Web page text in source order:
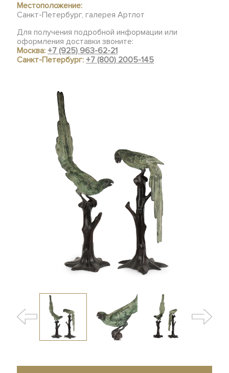
Местоположение:
Санкт-Петербург, галерея Артлот
Для получения подробной информации или
оформления доставки звоните:
Москва:+7 (925) 963-62-21
Санкт-Петербург:+7 (800) 2005-145